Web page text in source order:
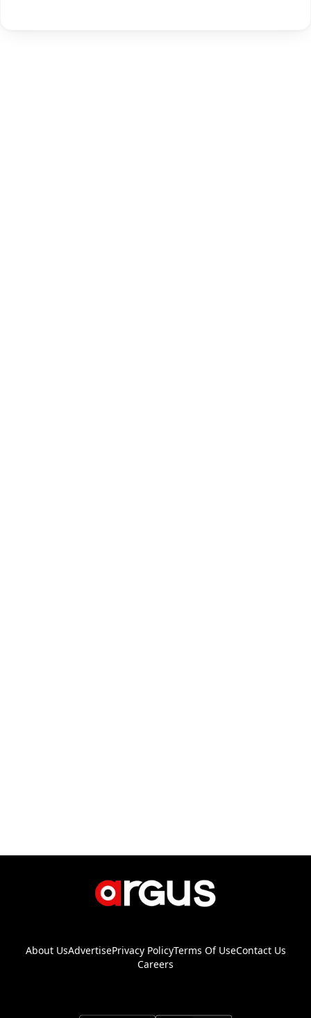
About UsAdvertisePrivacy PolicyTerms Of UseContact Us
Careers